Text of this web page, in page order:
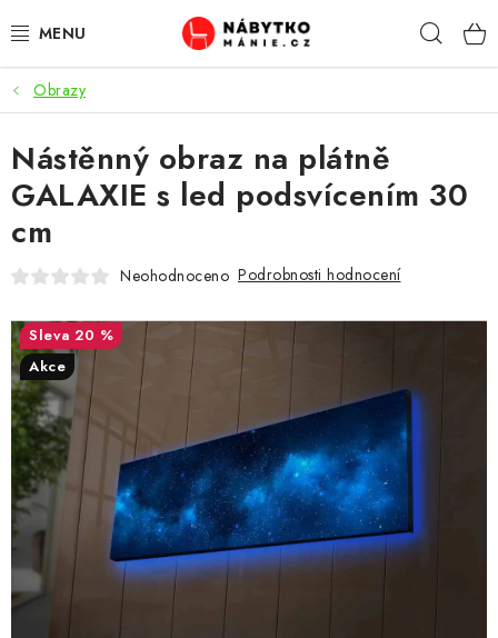
na
OBÝVACÍ POKOJ
KUCHYŇ A JÍDELNA
LOŽNICE
DĚTSKÝ POKOJ
KANCELÁŘ / PRACOVNA
KOUPELNA A WC
PŘEDSÍŇ
CHOVATELSKÉ POTŘEBY
DOPLŇKY A DEKORACE
Obrazy
Nástěnný obraz na plátně
GALAXIE s led podsvícením 30
cm
Neohodnoceno Podrobnosti hodnocení
20 %
Akce